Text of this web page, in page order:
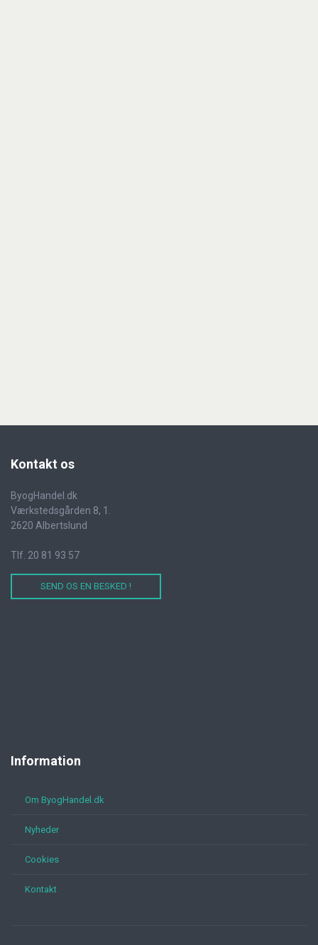
Kontakt os
ByogHandel.dk
Værkstedsgården 8, 1.
2620 Albertslund
Tlf. 20 81 93 57
SEND OS EN BESKED !
Information
Om ByogHandel.dk
Nyheder
Cookies
Kontakt